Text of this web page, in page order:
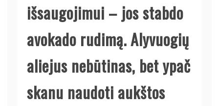
išsaugojimui – jos stabdo
avokado rudimą. Alyvuogių
aliejus nebūtinas, bet ypač
skanu naudoti aukštos